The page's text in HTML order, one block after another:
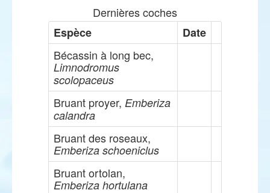
Dernières coches
Espèce
Date
Bécassin à long bec,
Limnodromus
scolopaceus
Bruant proyer, Emberiza
calandra
Bruant des roseaux,
Emberiza schoeniclus
Bruant ortolan,
Emberiza hortulana